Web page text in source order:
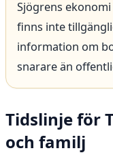
Sjögrens
finns inte
information om
snarare än
Tidslinje för
och familj